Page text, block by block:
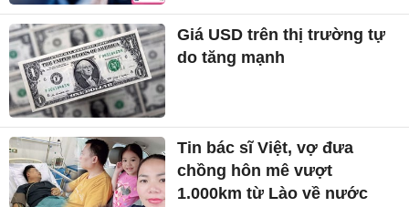
Giá USD trên thị trường tự
do tăng mạnh
Tin bác sĩ Việt, vợ đưa
chồng hôn mê vượt
1.000km từ Lào về nước